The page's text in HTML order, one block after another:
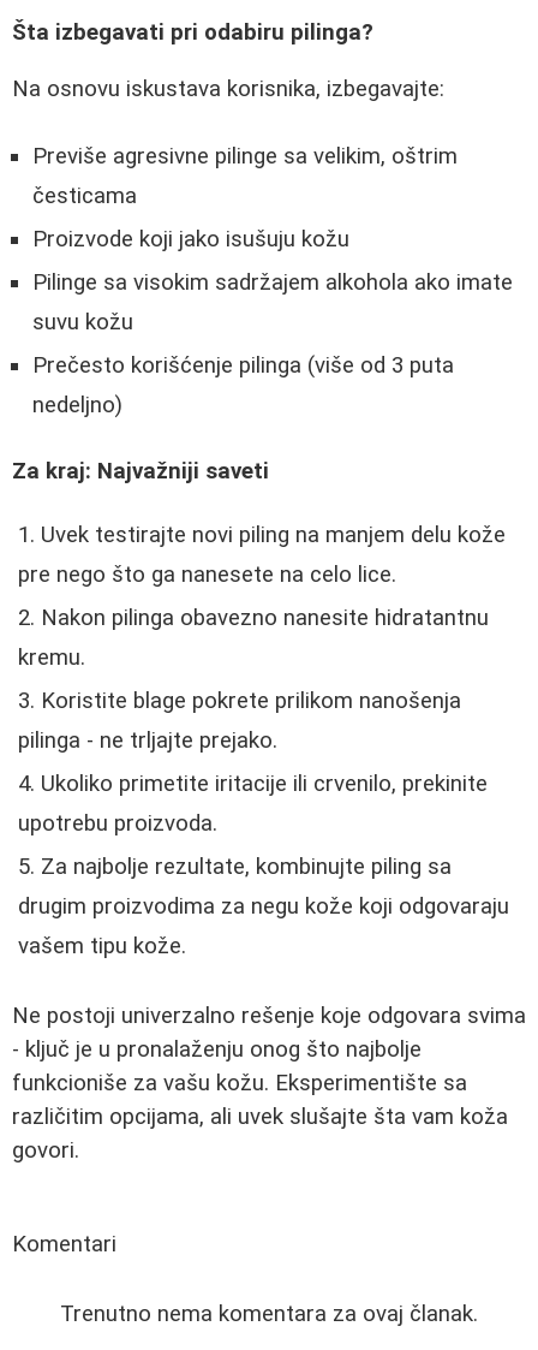
Šta izbegavati pri odabiru pilinga?
Na osnovu iskustava korisnika, izbegavajte:
Previše agresivne pilinge sa velikim, oštrim
česticama
Proizvode koji jako isušuju kožu
Pilinge sa visokim sadržajem alkohola ako imate
suvu kožu
Prečesto korišćenje pilinga (više od 3 puta
nedeljno)
Za kraj: Najvažniji saveti
Uvek testirajte novi piling na manjem delu kože
pre nego što ga nanesete na celo lice.
Nakon pilinga obavezno nanesite hidratantnu
kremu.
Koristite blage pokrete prilikom nanošenja
pilinga - ne trljajte prejako.
Ukoliko primetite iritacije ili crvenilo, prekinite
upotrebu proizvoda.
Za najbolje rezultate, kombinujte piling sa
drugim proizvodima za negu kože koji odgovaraju
vašem tipu kože.
Ne postoji univerzalno rešenje koje odgovara svima
- ključ je u pronalaženju onog što najbolje
funkcioniše za vašu kožu. Eksperimentište sa
različitim opcijama, ali uvek slušajte šta vam koža
govori.
Komentari
Trenutno nema komentara za ovaj članak.